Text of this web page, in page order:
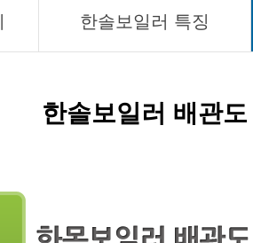
한솔보일러 특징
한솔보일러 배관도